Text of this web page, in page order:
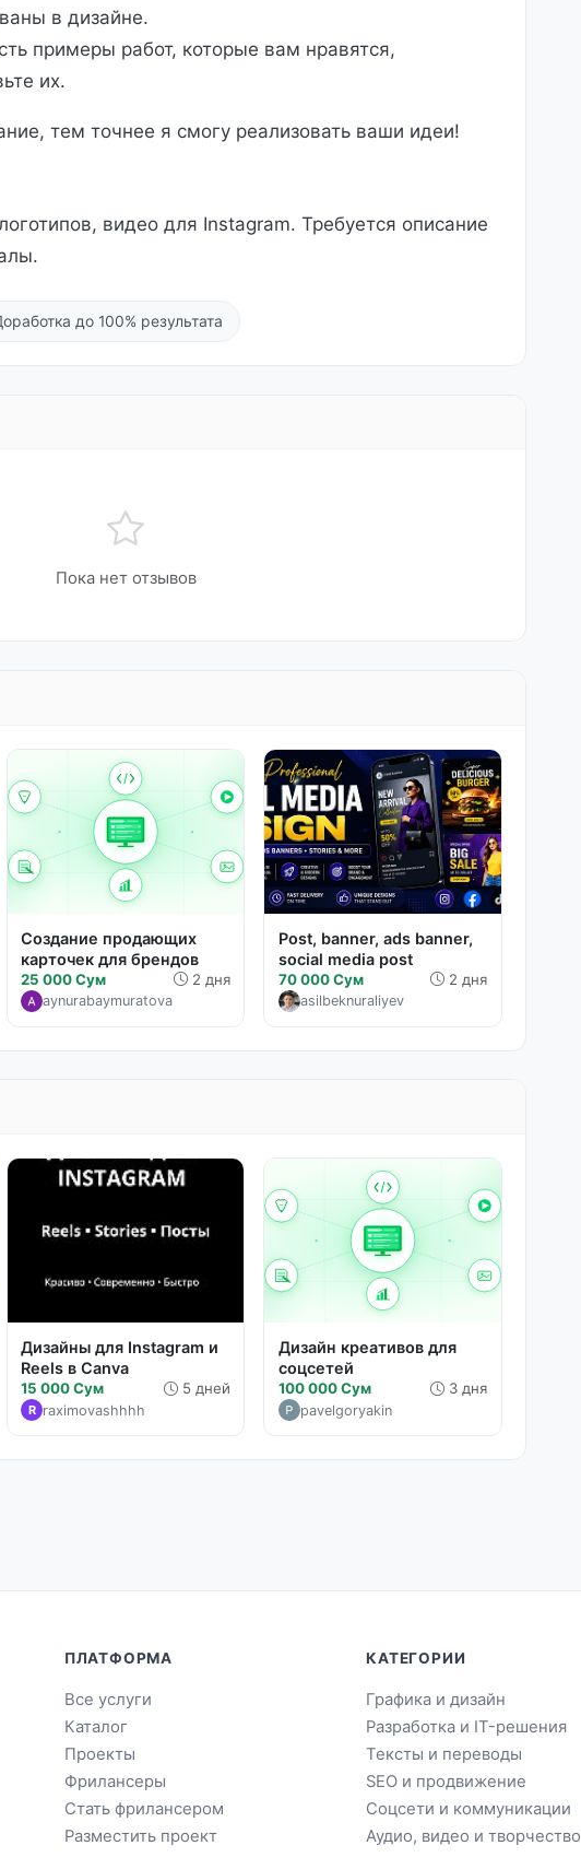
в дизайне.
примеры работ, которые вам нравятся,
их.
тем точнее я смогу реализовать ваши идеи!
видео для Instagram. Требуется описание
до 100% результата
Пока нет отзывов
Создание продающих
карточек для брендов
25 000 Сум 2 дня
aynurabaymuratova
Post, banner, ads banner,
social media post
70 000 Сум 2 дня
asilbeknuraliyev
Дизайны для Instagram и
Reels в Canva
15 000 Сум 5 дней
R raximovashhhh
Дизайн креативов для
соцсетей
100 000 Сум 3 дня
pavelgoryakin
ПЛАТФОРМА
Все услуги
Каталог
Проекты
Фрилансеры
Стать фрилансером
Разместить проект
КАТЕГОРИИ
Графика и дизайн
Разработка и IT-решения
Тексты и переводы
SEO и продвижение
Соцсети и коммуникации
Аудио, видео и творчество